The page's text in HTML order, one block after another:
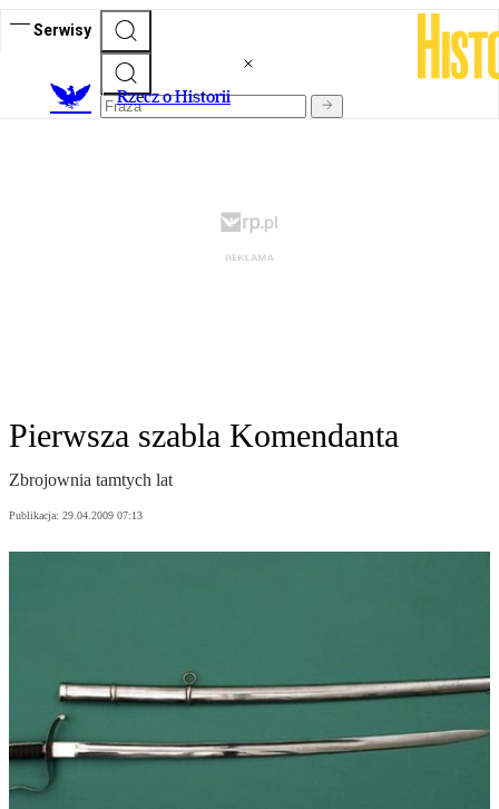
Serwisy
Rzecz o Historii
Pierwsza szabla Komendanta
Zbrojownia tamtych lat
Publikacja: 29.04.2009 07:13